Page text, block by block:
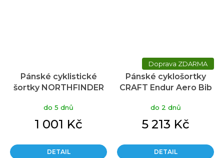
Pánské cyklistické
šortky NORTHFINDER
do 5 dnů
1 001 Kč
DETAIL
ZDARMA
Pánské cyklošortky
CRAFT Endur Aero Bib
do 2 dnů
5 213 Kč
DETAIL